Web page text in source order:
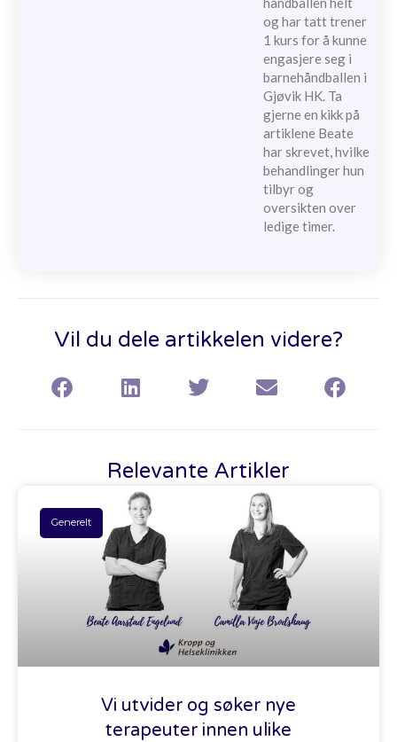
og har tatt trener
1 kurs for å kunne
engasjere seg i
barnehåndballen i
Gjøvik HK. Ta
gjerne en kikk på
artiklene Beate
har skrevet, hvilke
behandlinger hun
tilbyr og
oversikten over
ledige timer.
Vil du dele artikkelen videre?
Relevante Artikler
Generelt
Vi utvider og søker nye
terapeuter innen ulike